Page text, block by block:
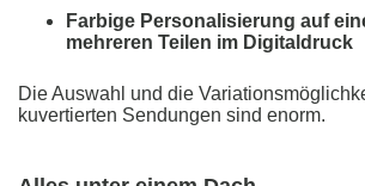
Farbige Personalisierung auf
mehreren Teilen im Digitaldruck
Die Auswahl und die
kuvertierten Sendungen sind enorm.